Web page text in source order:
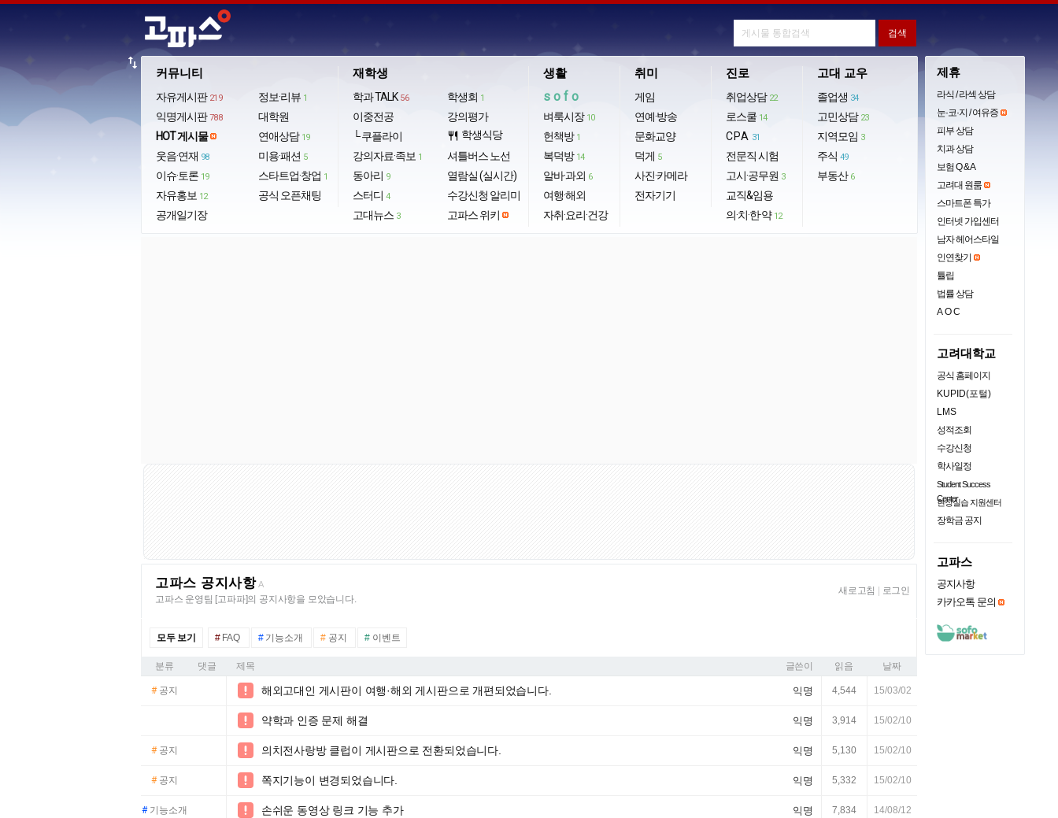
커뮤니티
자유게시판 219
익명게시판 788
HOT 게시물
웃음·연재 98
이슈·토론 19
자유홍보 12
공개일기장
정보·리뷰 1
대학원
연애상담 19
미용·패션 5
스타트업·창업 1
공식 오픈채팅
재학생
학과 TALK 56
이중전공
└ 쿠플라이
강의자료·족보 1
동아리 9
스터디 4
고대뉴스 3
학생회 1
강의평가
restaurant 학생식당
셔틀버스 노선
열람실 (실시간)
수강신청 알리미
고파스 위키
생활
sofo
벼룩시장 10
헌책방 1
복덕방 14
알바·과외 6
여행·해외
자취·요리·건강
취미
게임
연예·방송
문화교양
덕게 5
사진·카메라
전자기기
진로
취업상담 22
로스쿨 14
CPA 31
전문직 시험
고시·공무원 3
교직&임용
의·치·한·약 12
고대 교우
졸업생 34
고민상담 23
지역모임 3
주식 49
부동산 6
import_export
고파스 공지사항 A
고파스 운영팀 [고파파]의 공지사항을 모았습니다.
새로고침 로그인
모두 보기 #FAQ #기능소개 # 공지 # 이벤트
분류 댓글 제목 글쓴이 읽음 날짜
#공지  해외고대인 게시판이 여행·해외 게시판으로 개편되었습니다. 익명 4,544 15/03/02
 약학과 인증 문제 해결 익명 3,914 15/02/10
#공지  의치전사랑방 클럽이 게시판으로 전환되었습니다. 익명 5,130 15/02/10
#공지  쪽지기능이 변경되었습니다. 익명 5,332 15/02/10
#기능소개  손쉬운 동영상 링크 기능 추가 익명 7,834 14/08/12
제휴
라식 / 라섹 상담
눈·코·지 / 여유증
피부 상담
치과 상담
보험 Q & A
고려대 원룸
스마트폰 특가
인터넷 가입센터
남자 헤어스타일
인연찾기
튤립
법률 상담
AOC
고려대학교
공식 홈페이지
KUPID(포털)
LMS
성적조회
수강신청
학사일정
Student Success
Center
현장실습 지원센터
장학금 공지
고파스
공지사항
카카오톡 문의